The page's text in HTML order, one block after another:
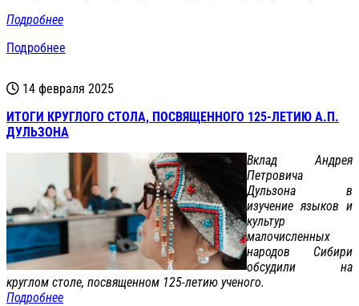
Подробнее
Подробнее
14 февраля 2025
ИТОГИ КРУГЛОГО СТОЛА, ПОСВЯЩЕННОГО 125-ЛЕТИЮ А.П.
ДУЛЬЗОНА
Вклад Андрея
Петровича
Дульзона в
изучение языков и
культур
малочисленных
народов Сибири
обсудили на
круглом столе, посвященном 125-летию ученого.
Подробнее